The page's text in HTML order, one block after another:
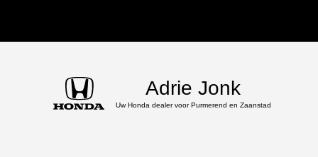
Adrie Jonk
Uw Honda dealer voor Purmerend en Zaanstad